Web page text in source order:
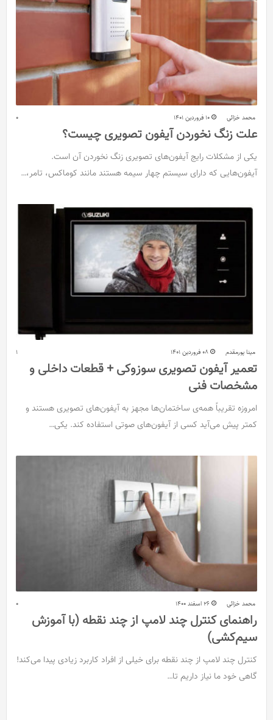
محمد خزائی 10 فروردین 1401 0
علت زنگ نخوردن آیفون تصویری چیست؟
یکی از مشکلات رایج آیفون‌های تصویری زنگ نخوردن آن است.
آیفون‌هایی که دارای سیستم چهار سیمه هستند مانند کوماکس، تامر،…
مینا پورمقدم 08 فروردین 1401 1
تعمیر آیفون تصویری سوزوکی + قطعات داخلی و
مشخصات فنی
امروزه تقریباً همه‌ی ساختمان‌ها مجهز به آیفون‌های تصویری هستند و
کمتر پیش می‌آید کسی از آیفون‌های صوتی استفاده کند. یکی…
محمد خزائی 26 اسفند 1400 0
راهنمای کنترل چند لامپ از چند نقطه (با آموزش
سیم‌کشی)
کنترل چند لامپ از چند نقطه برای خیلی از افراد کاربرد زیادی پیدا می‌کند!
گاهی خود ما نیاز داریم تا…